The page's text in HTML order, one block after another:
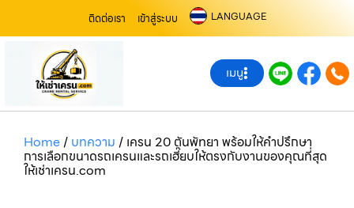
ติดต่อเรา เข้าสู่ระบบ LANGUAGE
เมนู
Home/ บทความ / เครน 20 ตันพัทยา พร้อมให้คำปรึกษา
การเลือกขนาดรถเครนและรถเฮี๊ยบให้ตรงกับงานของคุณที่สุด
ให้เช่าเครน.com